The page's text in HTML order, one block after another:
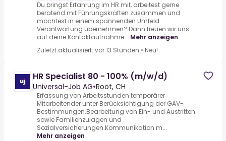
Du bringst Erfahrung im HR mit, arbeitest gerne
beratend mit Führungskräften zusammen und
möchtest in einem spannenden Umfeld
Verantwortung übernehmen? Dann freuen wir uns
auf deine Kontaktaufnahme... Mehr anzeigen
Zuletzt aktualisiert: vor 13 Stunden • Neu!
HR Specialist 80 - 100% (m/w/d)
Universal-Job AG•Root, CH
Erfassung von Arbeitsstunden temporärer
Mitarbeitender unter Berücksichtigung der GAV-
Bestimmungen.Bearbeitung von Ein- und Austritten
sowie Familienzulagen und
Sozialversicherungen.Kommunikation m...
Mehr anzeigen